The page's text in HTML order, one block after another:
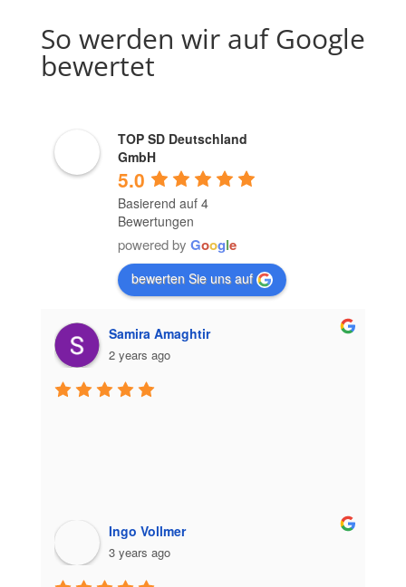
So werden wir auf Google
bewertet
TOP SD Deutschland
GmbH
5.0
Basierend auf 4
Bewertungen
powered by Google
bewerten Sie uns auf
Samira Amaghtir
2 years ago
Ingo Vollmer
3 years ago